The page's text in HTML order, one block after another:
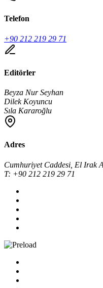
Telefon
+90 212 219 29 71
Editörler
Beyza Nur Seyhan
Dilek Koyuncu
Sıla Kararoğlu
Adres
Cumhuriyet Caddesi, El Irak
T: +90 212 219 29 71